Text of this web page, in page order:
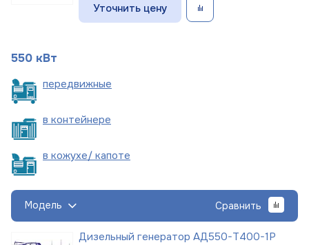
Уточнить цену
550 кВт
передвижные
в контейнере
в кожухе/ капоте
Модель Сравнить
Дизельный генератор АД550-Т400-1Р